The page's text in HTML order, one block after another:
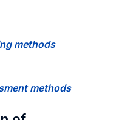
methods
methods